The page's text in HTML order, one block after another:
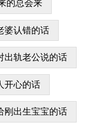
的总会来
婆认错的话
出轨老公说的话
开心的话
刚出生宝宝的话